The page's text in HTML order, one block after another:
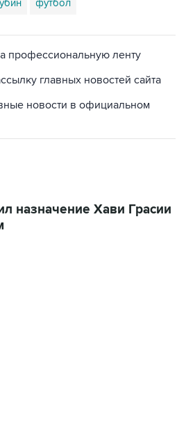
футбол
профессиональную ленту
главных новостей сайта
новости в официальном
назначение Хави Грасии